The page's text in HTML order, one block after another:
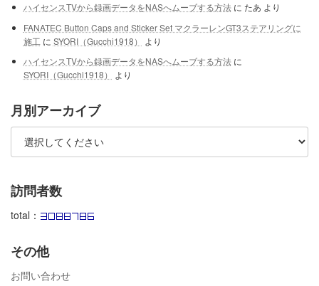
ハイセンスTVから録画データをNASへムーブする方法に たあ より
FANATEC Button Caps and Sticker Set マクラーレンGT3ステアリングに
施工 に SYORI（Gucchi1918）
より
ハイセンスTVから録画データをNASへムーブする方法に
SYORI（Gucchi1918）
より
月別アーカイブ
訪問者数
total：
その他
お問い合わせ